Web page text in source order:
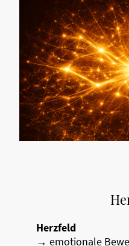
Herzfeld
→ emotionale